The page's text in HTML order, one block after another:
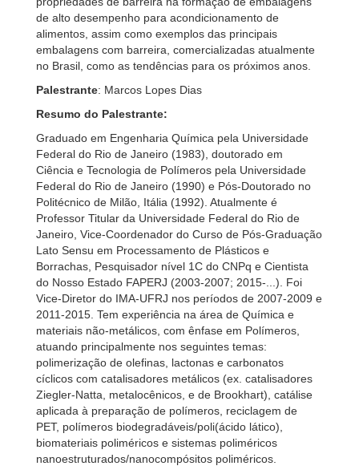
de alto desempenho para acondicionamento de
alimentos, assim como exemplos das principais
embalagens com barreira, comercializadas atualmente
no Brasil, como as tendências para os próximos anos.
Palestrante: Marcos Lopes Dias
Resumo do Palestrante:
Graduado em Engenharia Química pela Universidade
Federal do Rio de Janeiro (1983), doutorado em
Ciência e Tecnologia de Polímeros pela Universidade
Federal do Rio de Janeiro (1990) e Pós-Doutorado no
Politécnico de Milão, Itália (1992). Atualmente é
Professor Titular da Universidade Federal do Rio de
Janeiro, Vice-Coordenador do Curso de Pós-Graduação
Lato Sensu em Processamento de Plásticos e
Borrachas, Pesquisador nível 1C do CNPq e Cientista
do Nosso Estado FAPERJ (2003-2007; 2015-...). Foi
Vice-Diretor do IMA-UFRJ nos períodos de 2007-2009 e
2011-2015. Tem experiência na área de Química e
materiais não-metálicos, com ênfase em Polímeros,
atuando principalmente nos seguintes temas:
polimerização de olefinas, lactonas e carbonatos
cíclicos com catalisadores metálicos (ex. catalisadores
Ziegler-Natta, metalocênicos, e de Brookhart), catálise
aplicada à preparação de polímeros, reciclagem de
PET, polímeros biodegradáveis/poli(ácido lático),
biomateriais poliméricos e sistemas poliméricos
nanoestruturados/nanocompósitos poliméricos.